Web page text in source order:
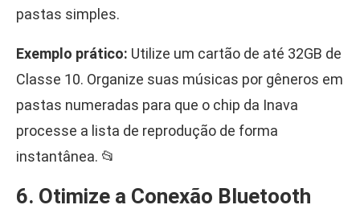
pastas simples.
Exemplo prático: Utilize um cartão de até 32GB de
Classe 10. Organize suas músicas por gêneros em
pastas numeradas para que o chip da Inava
processe a lista de reprodução de forma
instantânea. 📂
6. Otimize a Conexão Bluetooth